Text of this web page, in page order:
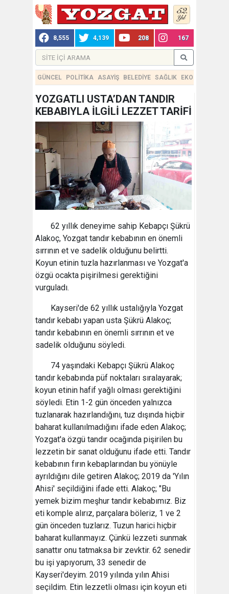
8,555 4,139 208 167
GÜNCEL POLİTİKA ASAYİŞ BELEDİYE SAĞLIK EKONOMİ
YOZGATLI USTA’DAN TANDIR
KEBABIYLA İLGİLİ LEZZET TARİFİ
62 yıllık deneyime sahip Kebapçı Şükrü
Alakoç, Yozgat tandır kebabının en önemli
sırrının et ve sadelik olduğunu belirtti.
Koyun etinin tuzla hazırlanması ve Yozgat'a
özgü ocakta pişirilmesi gerektiğini
vurguladı.
Kayseri'de 62 yıllık ustalığıyla Yozgat
tandır kebabı yapan usta Şükrü Alakoç;
tandır kebabının en önemli sırrının et ve
sadelik olduğunu söyledi.
74 yaşındaki Kebapçı Şükrü Alakoç
tandır kebabında püf noktaları sıralayarak;
koyun etinin hafif yağlı olması gerektiğini
söyledi. Etin 1-2 gün önceden yalnızca
tuzlanarak hazırlandığını, tuz dışında hiçbir
baharat kullanılmadığını ifade eden Alakoç;
Yozgat'a özgü tandır ocağında pişirilen bu
lezzetin bir sanat olduğunu ifade etti. Tandır
kebabının fırın kebaplarından bu yönüyle
ayrıldığını dile getiren Alakoç; 2019 da 'Yılın
Ahisi' seçildiğini ifade etti. Alakoç; "Bu
yemek bizim meşhur tandır kebabımız. Biz
eti komple alırız, parçalara böleriz, 1 ve 2
gün önceden tuzlarız. Tuzun harici hiçbir
baharat kullanmayız. Çünkü lezzeti sunmak
sanattır onu tatmaksa bir zevktir. 62 senedir
bu işi yapıyorum, 33 senedir de
Kayseri'deyim. 2019 yılında yılın Ahisi
seçildim. Etin lezzetli olması için koyun eti